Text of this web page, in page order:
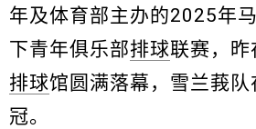
年及体育部主办的2025年
下青年俱乐部排球联赛，昨
排球馆圆满落幕，雪兰莪
冠。